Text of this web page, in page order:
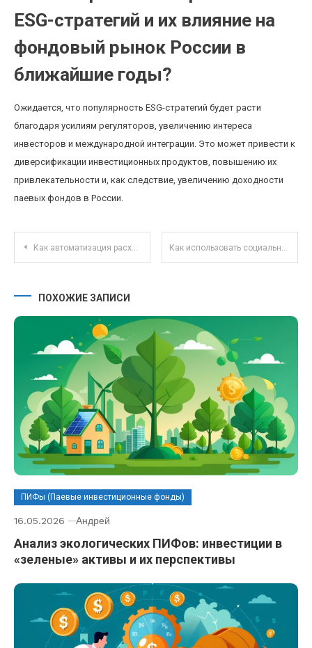
ESG-стратегий и их влияние на
фондовый рынок России в
ближайшие годы?
Ожидается, что популярность ESG-стратегий будет расти
благодаря усилиям регуляторов, увеличению интереса
инвесторов и международной интеграции. Это может привести к
диверсификации инвестиционных продуктов, повышению их
привлекательности и, как следствие, увеличению доходности
паевых фондов в России.
Навигация по записям
Как автоматизация расходов помогает контролировать бюджет и избегать импульсивных покупок Как использовать социальные сети для поиска инвестиционных идей начинающим инвесторам
ПОХОЖИЕ ЗАПИСИ
ПИФы (Паевые инвестиционные фонды)
16.05.2026 Андрей
Анализ экологических ПИФов: инвестиции в
«зеленые» активы и их перспективы